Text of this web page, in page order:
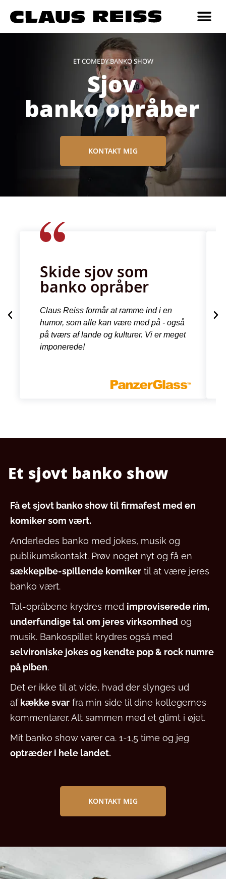
ET COMEDY BANKO SHOW
Sjov
banko opråber
KONTAKT MIG
Claus Reiss formår at ramme ind i en
humor, som alle kan være med på - også
på tværs af lande og kulturer. Vi er meget
imponerede!
Skide sjov som
banko opråber
Et sjovt banko show
Få et sjovt banko show til firmafest med en
komiker som vært.
Anderledes banko med jokes, musik og
publikumskontakt. Prøv noget nyt og få en
sækkepibe-spillende komiker til at være jeres
banko vært.
Tal-opråbene krydres med improviserede rim,
underfundige tal om jeres virksomhed og
musik. Bankospillet krydres også med
selvironiske jokes og kendte pop & rock numre
på piben.
Det er ikke til at vide, hvad der slynges ud
afkække svar fra min side til dine kollegernes
kommentarer. Alt sammen med et glimt i øjet.
Mit banko show varer ca. 1-1,5 time og jeg
optræder i hele landet.
KONTAKT MIG